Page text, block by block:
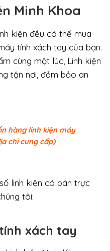
Minh Khoa
kiện đều có thể mua
tính xách tay của bạn.
cùng một lúc, Linh kiện
tận nơi, đảm bảo an
hàng linh kiện máy
chỉ cung cấp)
linh kiện có bán trực
tôi:
xách tay